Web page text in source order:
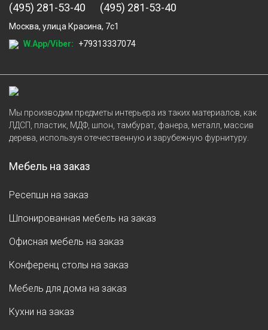
(495) 281-53-40 (495) 281-53-40
Москва, улица Красина, 7с1
W.App/Viber:
+79313337074
Мы производим предметы интерьера из таких материалов, как
ЛДСП, пластик, МДФ, шпон, тамбурат, фанера, металл, массив
дерева, используя отечественную и зарубежную фурнитуру.
Мебель на заказ
Ресепшн на заказ
Шпонированная мебель на заказ
Офисная мебель на заказ
Конференц столы на заказ
Мебель для дома на заказ
Кухни на заказ